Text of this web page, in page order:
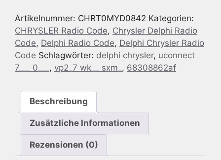
-
VP2_7
WK
SXM
68308862AF
Artikelnummer: CHRT0MYD0842 Kategorien:
CHRYSLER Radio Code, Chrysler Delphi Radio
Code, Delphi Radio Code, Delphi Chrysler Radio
Code Schlagwörter: delphi chrysler, uconnect
7___ 0___ , vp2_7 wk__ sxm_ , 68308862af
Beschreibung
Zusätzliche Informationen
Rezensionen (0)